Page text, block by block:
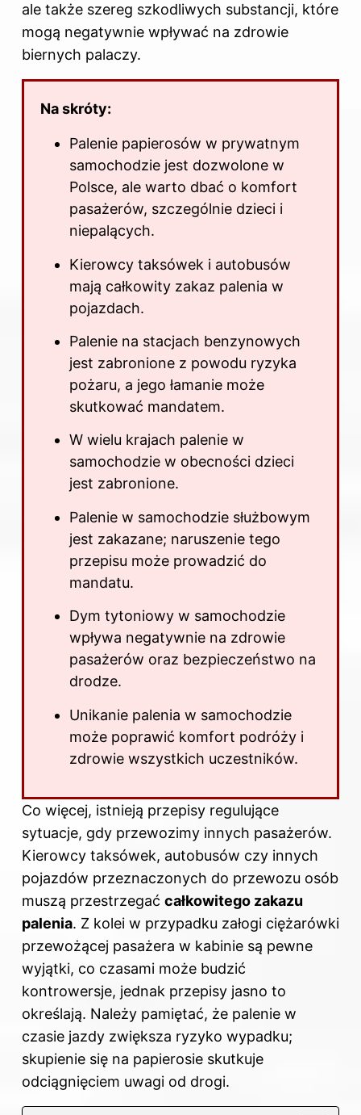
ale także szereg szkodliwych substancji, które
mogą negatywnie wpływać na zdrowie
biernych palaczy.
Na skróty:
Palenie papierosów w prywatnym
samochodzie jest dozwolone w
Polsce, ale warto dbać o komfort
pasażerów, szczególnie dzieci i
niepalących.
Kierowcy taksówek i autobusów
mają całkowity zakaz palenia w
pojazdach.
Palenie na stacjach benzynowych
jest zabronione z powodu ryzyka
pożaru, a jego łamanie może
skutkować mandatem.
W wielu krajach palenie w
samochodzie w obecności dzieci
jest zabronione.
Palenie w samochodzie służbowym
jest zakazane; naruszenie tego
przepisu może prowadzić do
mandatu.
Dym tytoniowy w samochodzie
wpływa negatywnie na zdrowie
pasażerów oraz bezpieczeństwo na
drodze.
Unikanie palenia w samochodzie
może poprawić komfort podróży i
zdrowie wszystkich uczestników.
Co więcej, istnieją przepisy regulujące
sytuacje, gdy przewozimy innych pasażerów.
Kierowcy taksówek, autobusów czy innych
pojazdów przeznaczonych do przewozu osób
muszą przestrzegać całkowitego zakazu
palenia. Z kolei w przypadku załogi ciężarówki
przewożącej pasażera w kabinie są pewne
wyjątki, co czasami może budzić
kontrowersje, jednak przepisy jasno to
określają. Należy pamiętać, że palenie w
czasie jazdy zwiększa ryzyko wypadku;
skupienie się na papierosie skutkuje
odciągnięciem uwagi od drogi.